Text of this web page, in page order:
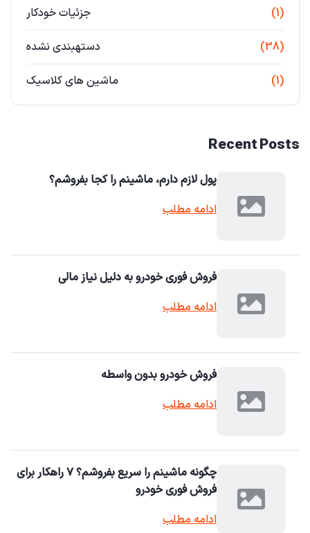
جزئیات خودکار (1)
دستهبندی نشده (38)
ماشین های کلاسیک (1)
Recent Posts
پول لازم دارم، ماشینم را کجا بفروشم؟
ادامه مطلب
فروش فوری خودرو به دلیل نیاز مالی
ادامه مطلب
فروش خودرو بدون واسطه
ادامه مطلب
چگونه ماشینم را سریع بفروشم؟ ۷ راهکار برای
فروش فوری خودرو
ادامه مطلب